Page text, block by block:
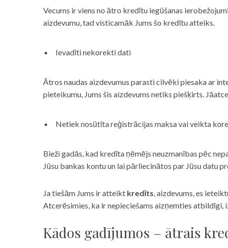
Vecums ir viens no ātro kredītu iegūšanas
aizdevumu, tad visticamāk Jums šo kredītu atteiks.
Ievadīti nekorekti dati
Ātros naudas aizdevumus parasti cilvēki piesaka ar
pieteikumu, Jums šis aizdevums netiks piešķirts.
Netiek nosūtīta reģistrācijas maksa vai veikta
Bieži gadās, kad kredīta ņēmējs neuzmanības pēc
Jūsu bankas kontu un lai pārliecinātos par Jūsu datu
Ja tiešām Jums ir atteikt kredīts, aizdevums, es
Atcerēsimies, ka ir nepieciešams aizņemties atbildīgi,
Kādos gadījumos – ātrais